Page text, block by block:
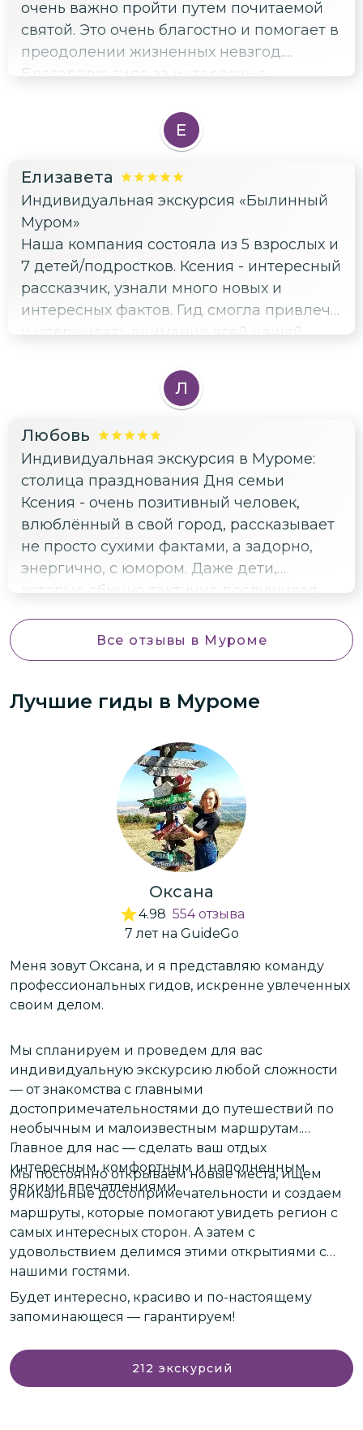
очень важно пройти путем почитаемой
святой. Это очень благостно и помогает в
преодолении жизненных невзгод.
Благодарю гида за интересные
приятную атмосферу всей экскурсии.
Е
Елизавета
Индивидуальная экскурсия «Былинный
Муром»
Наша компания состояла из 5 взрослых и
7 детей/подростков. Ксения - интересный
рассказчик, узнали много новых и
интересных фактов. Гид смогла привлечь
и удерживать внимание всей нашей
и очень информативно.
Л
Любовь
Индивидуальная экскурсия в Муроме:
столица празднования Дня семьи
Ксения - очень позитивный человек,
влюблённый в свой город, рассказывает
не просто сухими фактами, а задорно,
энергично, с юмором. Даже дети,
которые обычно тактично дослушивая
повинности, на сей раз сказали, что
прогулка пролетела очень быстро и они
экскурсовод, самые добрые и
Все отзывы в Муроме
Лучшие гиды в Муроме
Оксана
4.98 554 отзыва
7 летна GuideGo
Меня зовут Оксана, и я представляю команду
профессиональных гидов, искренне увлеченных
своим делом.
Мы спланируем и проведем для вас
индивидуальную экскурсию любой сложности
— от знакомства с главными
достопримечательностями до путешествий по
необычным и малоизвестным маршрутам.
Главное для нас — сделать ваш отдых
интересным, комфортным и наполненным
яркими впечатлениями.
Мы постоянно открываем новые места, ищем
уникальные достопримечательности и создаем
маршруты, которые помогают увидеть регион с
самых интересных сторон. А затем с
удовольствием делимся этими открытиями с
нашими гостями.
Будет интересно, красиво и по-настоящему
запоминающеся — гарантируем!
212 экскурсий